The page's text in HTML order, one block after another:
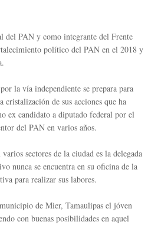
PAN y como integrante del Frente
político del PAN en el 2018 y
la vía independiente se prepara para
de sus acciones que ha
ex candidato a diputado federal por el
del PAN en varios años.
sectores de la ciudad es la delegada
nunca se encuentra en su oficina de la
para realizar sus labores.
de Mier, Tamaulipas el jóven
con buenas posibilidades en aquel